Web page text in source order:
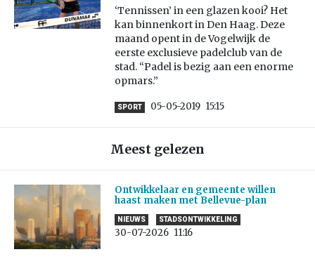
‘Tennissen’ in een glazen kooi? Het
kan binnenkort in Den Haag. Deze
maand opent in de Vogelwijk de
eerste exclusieve padelclub van de
stad. “Padel is bezig aan een enorme
opmars.”
SPORT 05-05-2019 15:15
Meest gelezen
Ontwikkelaar en gemeente willen
haast maken met Bellevue-plan
NIEUWS STADSONTWIKKELING
30-07-2026 11:16